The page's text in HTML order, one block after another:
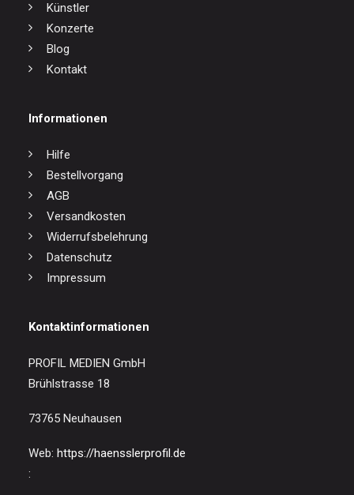
Künstler
Konzerte
Blog
Kontakt
Informationen
Hilfe
Bestellvorgang
AGB
Versandkosten
Widerrufsbelehrung
Datenschutz
Impressum
Kontaktinformationen
PROFIL MEDIEN GmbH
Brühlstrasse 18
73765 Neuhausen
Web: https://haensslerprofil.de
: